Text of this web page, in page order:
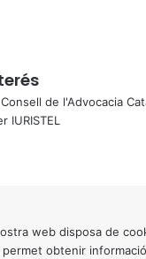
de l'Advocacia
IURISTEL
web disposa de
obtenir